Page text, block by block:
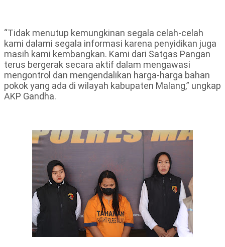
“Tidak menutup kemungkinan segala celah-celah
kami dalami segala informasi karena penyidikan juga
masih kami kembangkan. Kami dari Satgas Pangan
terus bergerak secara aktif dalam mengawasi
mengontrol dan mengendalikan harga-harga bahan
pokok yang ada di wilayah kabupaten Malang,” ungkap
AKP Gandha.